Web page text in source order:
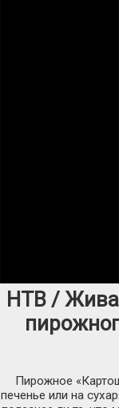
НТВ /
Пирожное
печенье или на